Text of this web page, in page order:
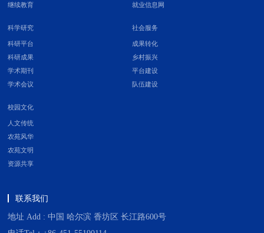
继续教育
就业信息网
科学研究
科研平台
科研成果
学术期刊
学术会议
社会服务
成果转化
乡村振兴
平台建设
队伍建设
校园文化
人文传统
农苑风华
农苑文明
资源共享
联系我们
地址 Add : 中国 哈尔滨 香坊区 长江路600号